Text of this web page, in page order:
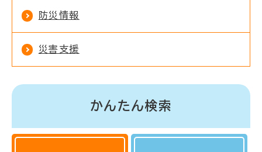
防災情報
災害支援
かんたん検索